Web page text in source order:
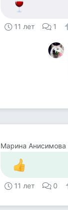
11 лет 1
Марина Анисимова
11 лет 0